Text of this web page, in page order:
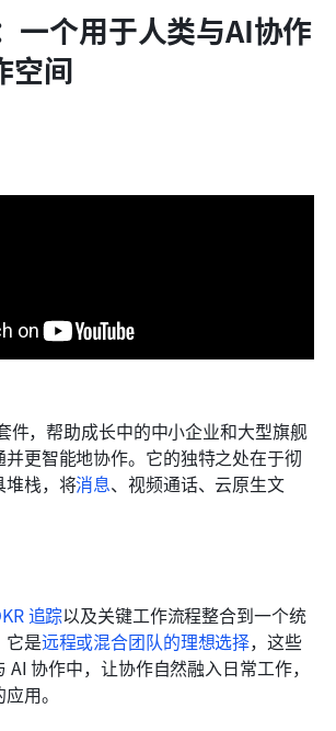
一个用于人类与AI协作
空间
件，帮助成长中的中小企业和大型旗舰
并更智能地协作。它的独特之处在于彻
堆栈，将消息、视频通话、云原生文
追踪以及关键工作流程整合到一个统
它是远程或混合团队的理想选择，这些
AI 协作中，让协作自然融入日常工作，
用。